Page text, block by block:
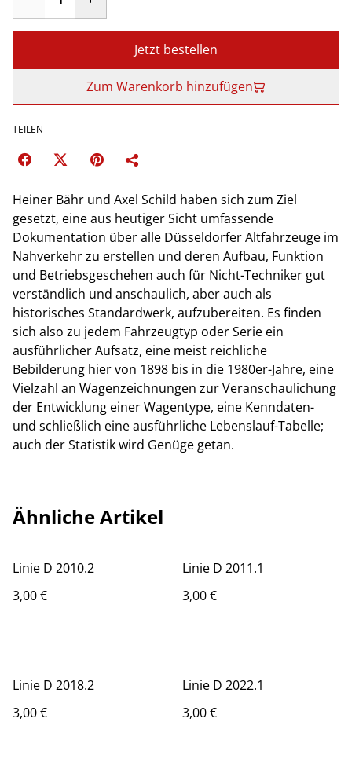
Jetzt bestellen
Zum Warenkorb hinzufügen
TEILEN
Heiner Bähr und Axel Schild haben sich zum Ziel
gesetzt, eine aus heutiger Sicht umfassende
Dokumentation über alle Düsseldorfer Altfahrzeuge im
Nahverkehr zu erstellen und deren Aufbau, Funktion
und Betriebsgeschehen auch für Nicht-Techniker gut
verständlich und anschaulich, aber auch als
historisches Standardwerk, aufzubereiten. Es finden
sich also zu jedem Fahrzeugtyp oder Serie ein
ausführlicher Aufsatz, eine meist reichliche
Bebilderung hier von 1898 bis in die 1980er-Jahre, eine
Vielzahl an Wagenzeichnungen zur Veranschaulichung
der Entwicklung einer Wagentype, eine Kenndaten-
und schließlich eine ausführliche Lebenslauf-Tabelle;
auch der Statistik wird Genüge getan.
Ähnliche Artikel
Linie D 2010.2
3,00 €
Linie D 2011.1
3,00 €
Linie D 2018.2
3,00 €
Linie D 2022.1
3,00 €